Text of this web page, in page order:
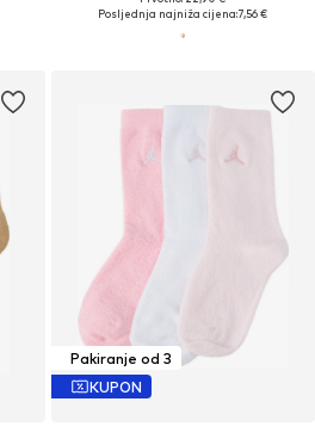
Posljednja najniža cijena:7,56 €
Pakiranje od 3
KUPON